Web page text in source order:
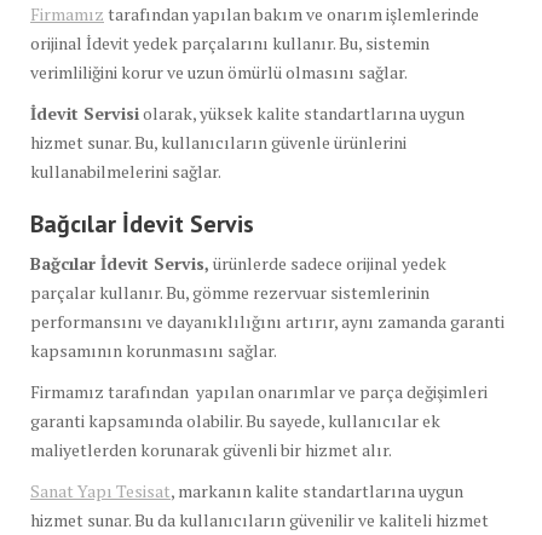
Firmamız tarafından yapılan bakım ve onarım işlemlerinde
orijinal İdevit yedek parçalarını kullanır. Bu, sistemin
verimliliğini korur ve uzun ömürlü olmasını sağlar.
İdevit Servisiolarak, yüksek kalite standartlarına uygun
hizmet sunar. Bu, kullanıcıların güvenle ürünlerini
kullanabilmelerini sağlar.
Bağcılar İdevit Servis
Bağcılar İdevit Servis, ürünlerde sadece orijinal yedek
parçalar kullanır. Bu, gömme rezervuar sistemlerinin
performansını ve dayanıklılığını artırır, aynı zamanda garanti
kapsamının korunmasını sağlar.
Firmamız tarafından yapılan onarımlar ve parça değişimleri
garanti kapsamında olabilir. Bu sayede, kullanıcılar ek
maliyetlerden korunarak güvenli bir hizmet alır.
Sanat Yapı Tesisat, markanın kalite standartlarına uygun
hizmet sunar. Bu da kullanıcıların güvenilir ve kaliteli hizmet